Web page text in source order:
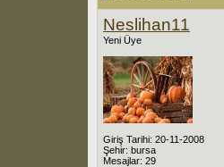
Neslihan11
Yeni Üye
Giriş Tarihi: 20-11-2008
Şehir: bursa
Mesajlar: 29